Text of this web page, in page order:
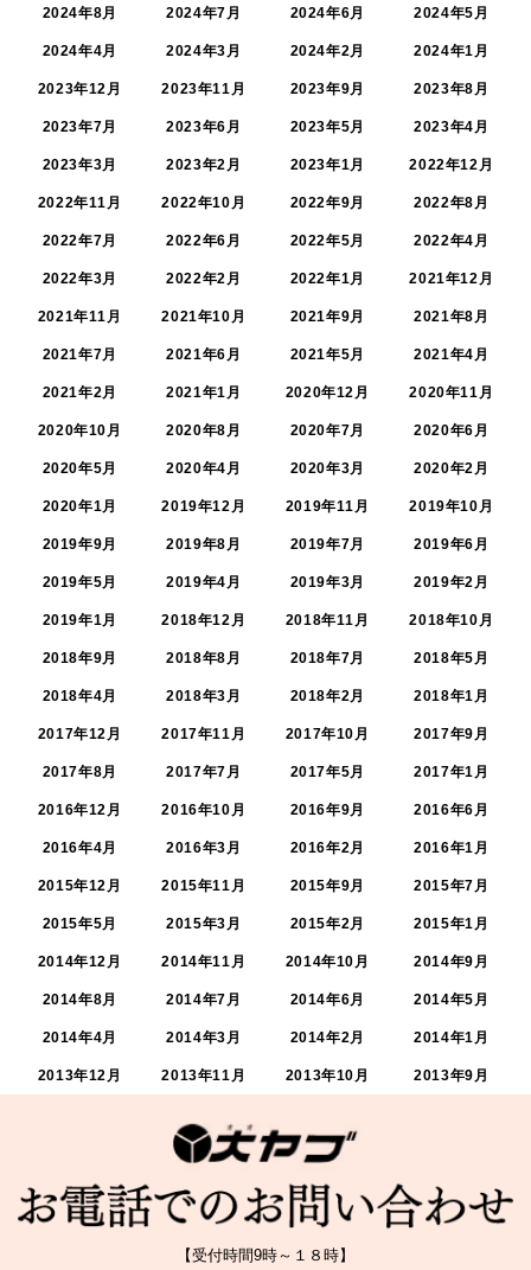
2024年8月 2024年7月 2024年6月 2024年5月
2024年4月 2024年3月 2024年2月 2024年1月
2023年12月 2023年11月 2023年9月 2023年8月
2023年7月 2023年6月 2023年5月 2023年4月
2023年3月 2023年2月 2023年1月 2022年12月
2022年11月 2022年10月 2022年9月 2022年8月
2022年7月 2022年6月 2022年5月 2022年4月
2022年3月 2022年2月 2022年1月 2021年12月
2021年11月 2021年10月 2021年9月 2021年8月
2021年7月 2021年6月 2021年5月 2021年4月
2021年2月 2021年1月 2020年12月 2020年11月
2020年10月 2020年8月 2020年7月 2020年6月
2020年5月 2020年4月 2020年3月 2020年2月
2020年1月 2019年12月 2019年11月 2019年10月
2019年9月 2019年8月 2019年7月 2019年6月
2019年5月 2019年4月 2019年3月 2019年2月
2019年1月 2018年12月 2018年11月 2018年10月
2018年9月 2018年8月 2018年7月 2018年5月
2018年4月 2018年3月 2018年2月 2018年1月
2017年12月 2017年11月 2017年10月 2017年9月
2017年8月 2017年7月 2017年5月 2017年1月
2016年12月 2016年10月 2016年9月 2016年6月
2016年4月 2016年3月 2016年2月 2016年1月
2015年12月 2015年11月 2015年9月 2015年7月
2015年5月 2015年3月 2015年2月 2015年1月
2014年12月 2014年11月 2014年10月 2014年9月
2014年8月 2014年7月 2014年6月 2014年5月
2014年4月 2014年3月 2014年2月 2014年1月
2013年12月 2013年11月 2013年10月 2013年9月
【受付時間9時～１８時】